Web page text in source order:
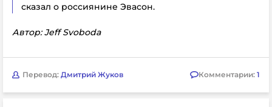
сказал о россиянине Эвасон.
Автор: Jeff Svoboda
Перевод: Дмитрий Жуков Комментарии: 1